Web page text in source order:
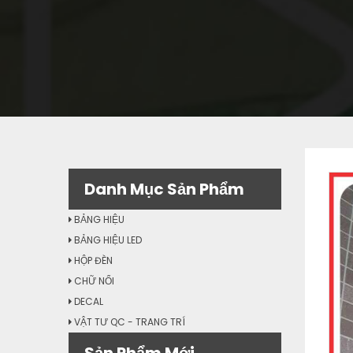
Danh Mục Sản Phẩm
BẢNG HIỆU
BẢNG HIỆU LED
HỘP ĐÈN
CHỮ NỔI
DECAL
VẬT TƯ QC - TRANG TRÍ